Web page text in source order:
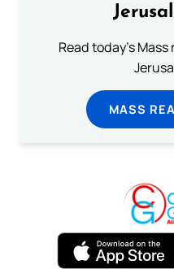
Read today's
MASS